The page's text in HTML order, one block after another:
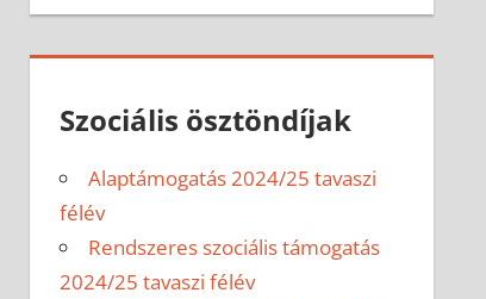
Szociális ösztöndíjak
Alaptámogatás 2024/25 tavaszi
félév
Rendszeres szociális támogatás
2024/25 tavaszi félév